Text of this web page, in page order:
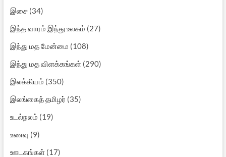
இசை(34)
இந்த வாரம் இந்து உலகம் (27)
இந்து மத மேன்மை (108)
இந்து மத விளக்கங்கள்(290)
இலக்கியம் (350)
இலங்கைத் தமிழர் (35)
உடல்நலம் (19)
உணவு (9)
ஊடகங்கள்(17)